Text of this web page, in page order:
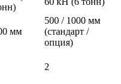
мм
500 / 1000 мм
(стандарт /
опция)
2